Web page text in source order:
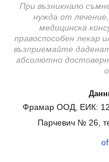
При възникнало
нужда от
медицинска
правоспособен лекар
възприемайте
абсолютно
Фрамар ООД, ЕИК:
Парчевич № 26,